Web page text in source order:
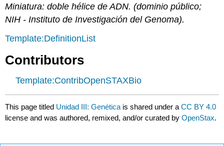
Miniatura: doble hélice de ADN. (dominio público;
NIH - Instituto de Investigación del Genoma).
Template:DefinitionList
Contributors
Template:ContribOpenSTAXBio
This page titled Unidad III: Genética is shared under aCC BY 4.0
license and was authored, remixed, and/or curated byOpenStax.